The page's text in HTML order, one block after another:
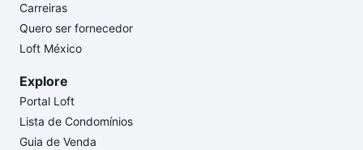
Carreiras
Quero ser fornecedor
Loft México
Explore
Portal Loft
Lista de Condomínios
Guia de Venda